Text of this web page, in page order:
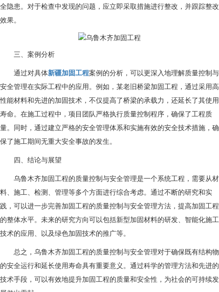
全隐患。对于检查中发现的问题，应立即采取措施进行整改，并跟踪整改
效果。
三、案例分析
通过对具体新疆加固工程案例的分析，可以更深入地理解质量控制与
安全管理在实际工程中的应用。例如，某老旧桥梁加固工程，通过采用高
性能材料和先进的加固技术，不仅提高了桥梁的承载力，还延长了其使用
寿命。在施工过程中，项目团队严格执行质量控制程序，确保了工程质
量。同时，通过建立严格的安全管理体系和实施有效的安全技术措施，确
保了施工期间无重大安全事故的发生。
四、结论与展望
乌鲁木齐加固工程的质量控制与安全管理是一个系统工程，需要从材
料、施工、检测、管理等多个方面进行综合考虑。通过不断的研究和实
践，可以进一步完善加固工程的质量控制与安全管理方法，提高加固工程
的整体水平。未来的研究方向可以包括新型加固材料的研发、智能化施工
技术的应用、以及绿色加固技术的推广等。
总之，乌鲁木齐加固工程的质量控制与安全管理对于确保既有结构物
的安全运行和延长使用寿命具有重要意义。通过科学的管理方法和先进的
技术手段，可以有效地提升加固工程的质量和安全性，为社会的可持续发